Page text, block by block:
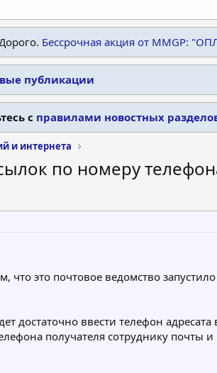
Бессрочная акция от MMGP:
публикации
с правилами новостных
и интернета
по номеру
это почтовое ведомство
ввести телефон
получателя сотруднику почты